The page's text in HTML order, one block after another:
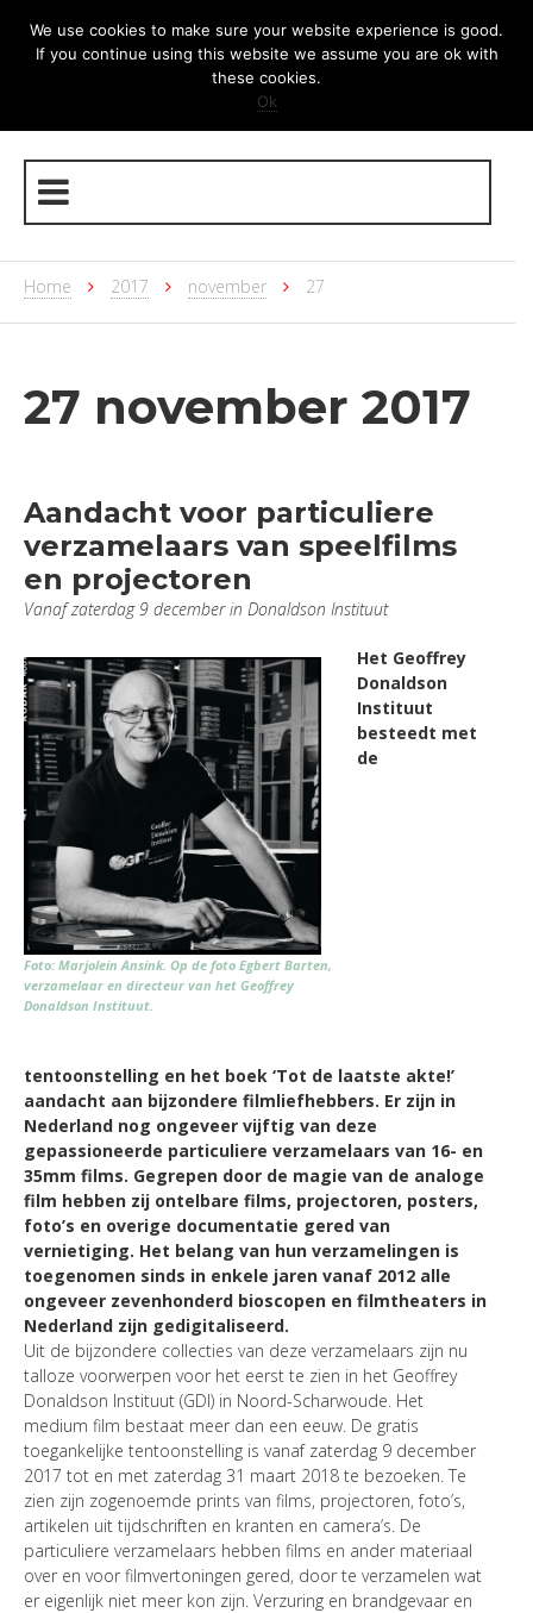
We use cookies to make sure your website experience is good.
If you continue using this website we assume you are ok with
these cookies.
Ok
Home 2017 november 27
27 november 2017
Aandacht voor particuliere
verzamelaars van speelfilms
en projectoren
Vanaf zaterdag 9 december in Donaldson Instituut
Foto: Marjolein Ansink. Op de foto Egbert Barten,
verzamelaar en directeur van het Geoffrey
Donaldson Instituut.
Het Geoffrey
Donaldson
Instituut
besteedt met
de
tentoonstelling en het boek ‘Tot de laatste akte!’
aandacht aan bijzondere filmliefhebbers. Er zijn in
Nederland nog ongeveer vijftig van deze
gepassioneerde particuliere verzamelaars van 16- en
35mm films. Gegrepen door de magie van de analoge
film hebben zij ontelbare films, projectoren, posters,
foto’s en overige documentatie gered van
vernietiging. Het belang van hun verzamelingen is
toegenomen sinds in enkele jaren vanaf 2012 alle
ongeveer zevenhonderd bioscopen en filmtheaters in
Nederland zijn gedigitaliseerd.
Uit de bijzondere collecties van deze verzamelaars zijn nu
talloze voorwerpen voor het eerst te zien in het Geoffrey
Donaldson Instituut (GDI) in Noord-Scharwoude. Het
medium film bestaat meer dan een eeuw. De gratis
toegankelijke tentoonstelling is vanaf zaterdag 9 december
2017 tot en met zaterdag 31 maart 2018 te bezoeken. Te
zien zijn zogenoemde prints van films, projectoren, foto’s,
artikelen uit tijdschriften en kranten en camera’s. De
particuliere verzamelaars hebben films en ander materiaal
over en voor filmvertoningen gered, door te verzamelen wat
er eigenlijk niet meer kon zijn. Verzuring en brandgevaar en